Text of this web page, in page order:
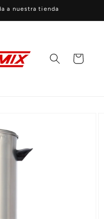
a nuestra tienda
Carrito